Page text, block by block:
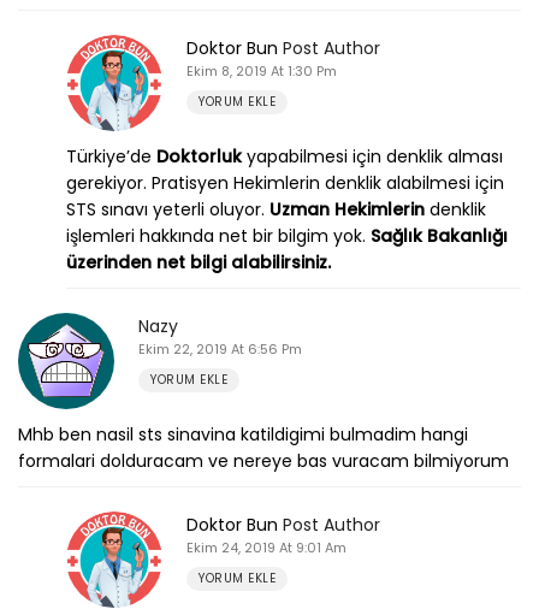
Doktor Bun Post Author
Ekim 8, 2019 At 1:30 Pm
YORUM EKLE
Türkiye’de Doktorlukyapabilmesi için denklik alması
gerekiyor. Pratisyen Hekimlerin denklik alabilmesi için
STS sınavı yeterli oluyor. Uzman Hekimlerin denklik
işlemleri hakkında net bir bilgim yok. Sağlık Bakanlığı
üzerinden net bilgi alabilirsiniz.
Nazy
Ekim 22, 2019 At 6:56 Pm
YORUM EKLE
Mhb ben nasil sts sinavina katildigimi bulmadim hangi
formalari dolduracam ve nereye bas vuracam bilmiyorum
Doktor Bun Post Author
Ekim 24, 2019 At 9:01 Am
YORUM EKLE